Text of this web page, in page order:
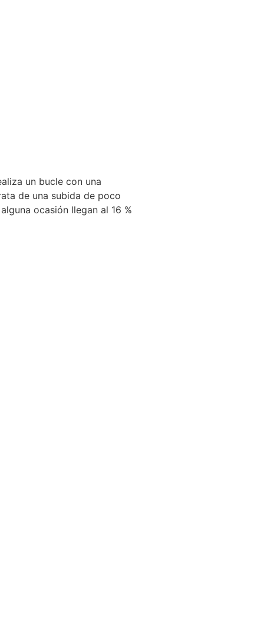
un bucle con una
de una subida de poco
ocasión llegan al 16 %